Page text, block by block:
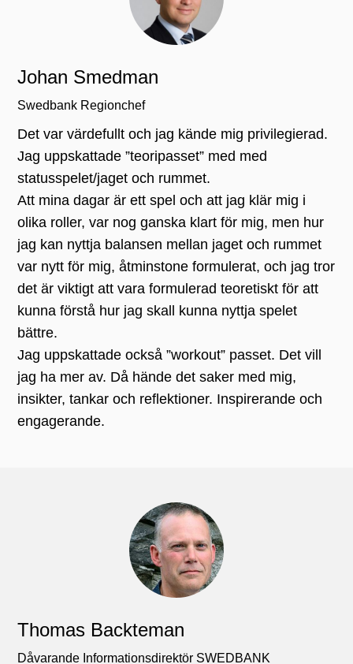
Johan Smedman
Swedbank Regionchef
Det var värdefullt och jag kände mig privilegierad.
Jag uppskattade ”teoripasset” med med
statusspelet/jaget och rummet.
Att mina dagar är ett spel och att jag klär mig i
olika roller, var nog ganska klart för mig, men hur
jag kan nyttja balansen mellan jaget och rummet
var nytt för mig, åtminstone formulerat, och jag tror
det är viktigt att vara formulerad teoretiskt för att
kunna förstå hur jag skall kunna nyttja spelet
bättre.
Jag uppskattade också ”workout” passet. Det vill
jag ha mer av. Då hände det saker med mig,
insikter, tankar och reflektioner. Inspirerande och
engagerande.
Thomas Backteman
Dåvarande Informationsdirektör SWEDBANK